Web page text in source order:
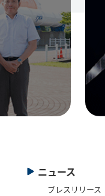
ニュース
プレスリリース